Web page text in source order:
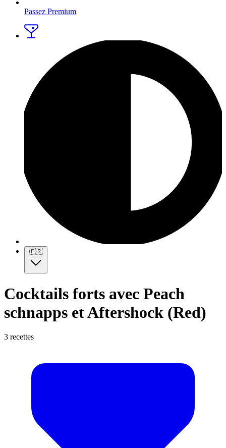
Passez Premium
🇫🇷
Cocktails forts avec Peach
schnapps et Aftershock (Red)
3 recettes